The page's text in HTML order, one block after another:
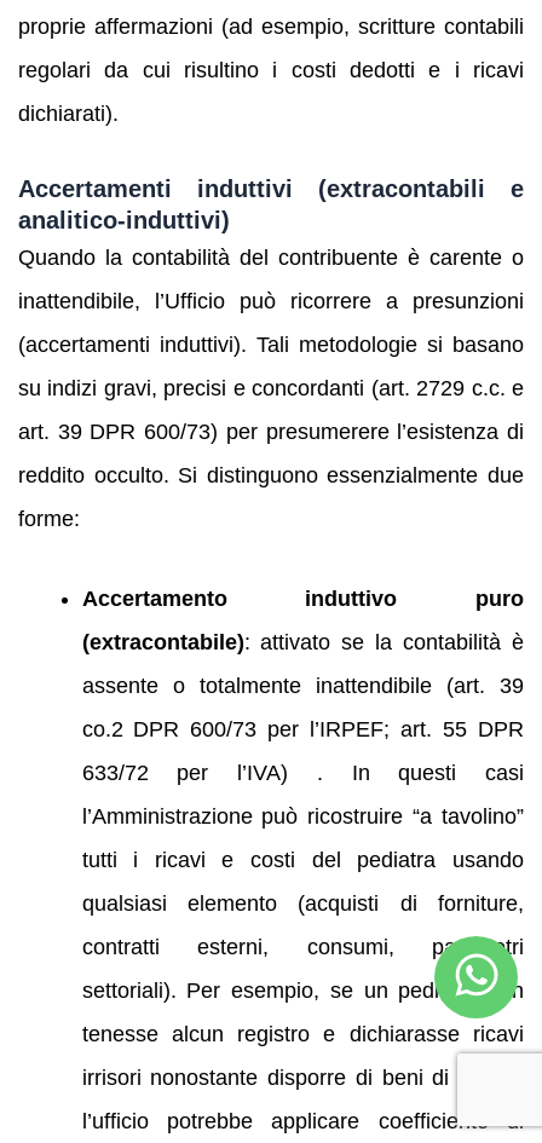
proprie affermazioni (ad esempio, scritture contabili
regolari da cui risultino i costi dedotti e i ricavi
dichiarati).
Accertamenti induttivi (extracontabili e
analitico-induttivi)
Quando la contabilità del contribuente è carente o
inattendibile, l’Ufficio può ricorrere a presunzioni
(accertamenti induttivi). Tali metodologie si basano
su indizi gravi, precisi e concordanti (art. 2729 c.c. e
art. 39 DPR 600/73) per presumerere l’esistenza di
reddito occulto. Si distinguono essenzialmente due
forme:
Accertamento induttivo puro
(extracontabile): attivato se la contabilità è
assente o totalmente inattendibile (art. 39
co.2 DPR 600/73 per l’IRPEF; art. 55 DPR
633/72 per l’IVA) . In questi casi
l’Amministrazione può ricostruire “a tavolino”
tutti i ricavi e costi del pediatra usando
qualsiasi elemento (acquisti di forniture,
contratti esterni, consumi, parametri
settoriali). Per esempio, se un pediatra non
tenesse alcun registro e dichiarasse ricavi
irrisori nonostante disporre di beni di valore,
l’ufficio potrebbe applicare coefficiente di